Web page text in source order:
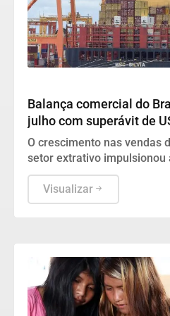
Balança comercial do
julho com superávit de
O crescimento nas vendas
setor extrativo impulsionou
internacionais do país, que
61 bilhões.
Visualizar